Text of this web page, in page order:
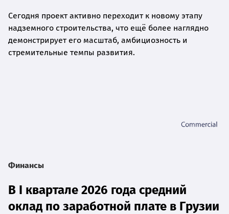
Сегодня проект активно переходит к новому этапу
надземного строительства, что ещё более наглядно
демонстрирует его масштаб, амбициозность и
стремительные темпы развития.
Финансы
В I квартале 2026 года средний
оклад по заработной плате в Грузии